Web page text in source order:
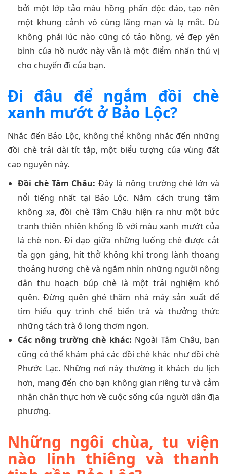
bởi một lớp tảo màu hồng phấn độc đáo, tạo nên
một khung cảnh vô cùng lãng mạn và lạ mắt. Dù
không phải lúc nào cũng có tảo hồng, vẻ đẹp yên
bình của hồ nước này vẫn là một điểm nhấn thú vị
cho chuyến đi của bạn.
Đi đâu để ngắm đồi chè
xanh mướt ở Bảo Lộc?
Nhắc đến Bảo Lộc, không thể không nhắc đến những
đồi chè trải dài tít tắp, một biểu tượng của vùng đất
cao nguyên này.
Đồi chè Tâm Châu: Đây là nông trường chè lớn và
nổi tiếng nhất tại Bảo Lộc. Nằm cách trung tâm
không xa, đồi chè Tâm Châu hiện ra như một bức
tranh thiên nhiên khổng lồ với màu xanh mướt của
lá chè non. Đi dạo giữa những luống chè được cắt
tỉa gọn gàng, hít thở không khí trong lành thoang
thoảng hương chè và ngắm nhìn những người nông
dân thu hoạch búp chè là một trải nghiệm khó
quên. Đừng quên ghé thăm nhà máy sản xuất để
tìm hiểu quy trình chế biến trà và thưởng thức
những tách trà ô long thơm ngon.
Các nông trường chè khác: Ngoài Tâm Châu, bạn
cũng có thể khám phá các đồi chè khác như đồi chè
Phước Lạc. Những nơi này thường ít khách du lịch
hơn, mang đến cho bạn không gian riêng tư và cảm
nhận chân thực hơn về cuộc sống của người dân địa
phương.
Những ngôi chùa, tu viện
nào linh thiêng và thanh